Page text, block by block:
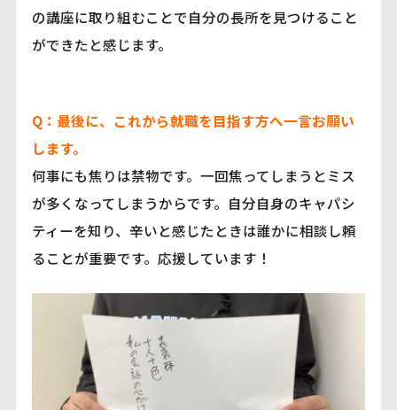
の講座に取り組むことで自分の長所を見つけること
ができたと感じます。
Q：最後に、これから就職を目指す方へ一言お願い
します。
何事にも焦りは禁物です。一回焦ってしまうとミス
が多くなってしまうからです。自分自身のキャパシ
ティーを知り、辛いと感じたときは誰かに相談し頼
ることが重要です。応援しています！